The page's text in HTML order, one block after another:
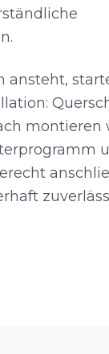
ansteht,
montieren